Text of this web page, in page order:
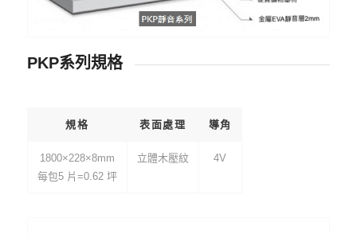
PKP系列規格
規格 表面處理 導角
1800×228×8mm
每包5 片=0.62 坪
立體木壓紋 4V